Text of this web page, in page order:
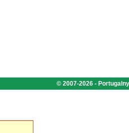
© 2007-2026 -